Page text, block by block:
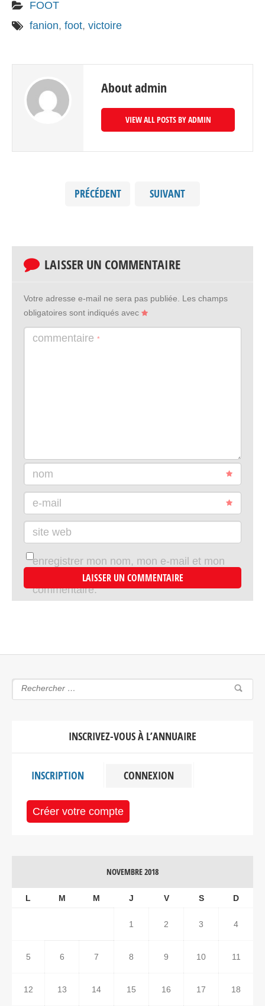
FOOT
fanion, foot, victoire
About admin
VIEW ALL POSTS BY ADMIN
PRÉCÉDENT SUIVANT
LAISSER UN COMMENTAIRE
Votre adresse e-mail ne sera pas publiée.
Les champs
obligatoires sont indiqués avec
commentaire *
nom
e-mail
site web
enregistrer mon nom, mon e-mail et mon
site dans le navigateur pour mon prochain
commentaire.
INSCRIVEZ-VOUS À L’ANNUAIRE
INSCRIPTION CONNEXION
Créer votre compte
NOVEMBRE 2018
L M M J V S D
1 2 3 4
5 6 7 8 9 10 11
12 13 14 15 16 17 18